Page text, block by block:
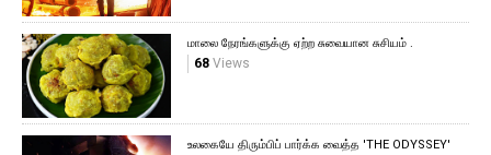
மாலை நேரங்களுக்கு ஏற்ற சுவையான சுசியம் .
68Views
உலகையே திரும்பிப் பார்க்க வைத்த 'THE ODYSSEY'